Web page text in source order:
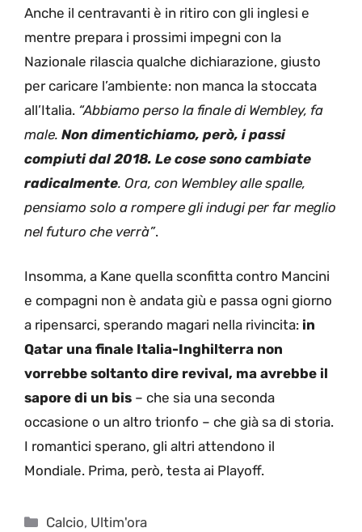
Anche il centravanti è in ritiro con gli inglesi e
mentre prepara i prossimi impegni con la
Nazionale rilascia qualche dichiarazione, giusto
per caricare l’ambiente: non manca la stoccata
all’Italia. “Abbiamo perso la finale di Wembley, fa
male. Non dimentichiamo, però, i passi
compiuti dal 2018. Le cose sono cambiate
radicalmente. Ora, con Wembley alle spalle,
pensiamo solo a rompere gli indugi per far meglio
nel futuro che verrà”.
Insomma, a Kane quella sconfitta contro Mancini
e compagni non è andata giù e passa ogni giorno
a ripensarci, sperando magari nella rivincita: in
Qatar una finale Italia-Inghilterra non
vorrebbe soltanto dire revival, ma avrebbe il
sapore di un bis – che sia una seconda
occasione o un altro trionfo – che già sa di storia.
I romantici sperano, gli altri attendono il
Mondiale. Prima, però, testa ai Playoff.
Categorie
Calcio, Ultim'ora